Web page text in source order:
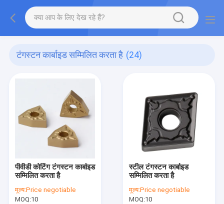
टंगस्टन कार्बाइड सम्मिलित करता है (24)
पीवीडी कोटिंग टंगस्टन कार्बाइड
सम्मिलित करता है
मूल्य:Price negotiable
MOQ:10
स्टील टंगस्टन कार्बाइड
सम्मिलित करता है
मूल्य:Price negotiable
MOQ:10